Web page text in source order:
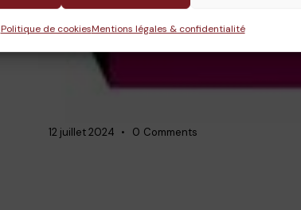
Politique de cookiesMentions légales & confidentialité
12 juillet 2024 0 Comments